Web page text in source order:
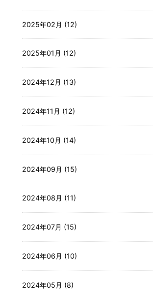
2025年02月 (12)
2025年01月 (12)
2024年12月 (13)
2024年11月 (12)
2024年10月 (14)
2024年09月 (15)
2024年08月 (11)
2024年07月 (15)
2024年06月 (10)
2024年05月 (8)